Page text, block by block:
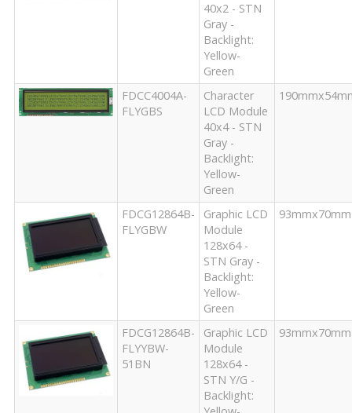
40x2 - STN
Gray -
Backlight:
Yellow-
Green
FDCC4004A-
FLYGBS
Character
LCD Module
40x4 - STN
Gray -
Backlight:
Yellow-
Green
FDCG12864B-
FLYGBW
Graphic LCD
Module
128x64 -
STN Gray -
Backlight:
Yellow-
Green
93mmx70mm
FDCG12864B-
FLYYBW-
51BN
Graphic LCD
Module
128x64 -
STN Y/G -
Backlight:
93mmx70mm